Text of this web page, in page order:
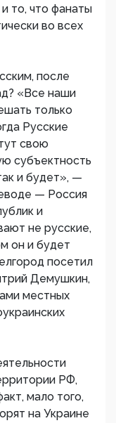
то, что фанаты
во всех
после
«Все наши
только
Русские
свою
субъектность
и будет», —
— Россия
и
не русские,
он и будет
посетил
Демушкин,
местных
РФ,
мало того,
на Украине